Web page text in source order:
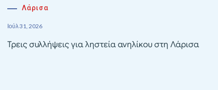
Λάρισα
Ιούλ 31, 2026
Τρεις συλλήψεις για ληστεία ανηλίκου στη Λάρισα